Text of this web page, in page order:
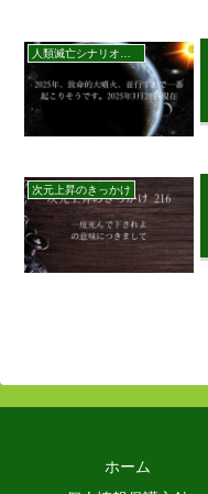
次元上昇のきっかけ
ホーム